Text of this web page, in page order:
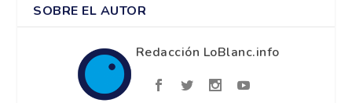
SOBRE EL AUTOR
Redacción LoBlanc.info